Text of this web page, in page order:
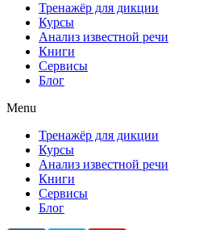
Тренажёр для дикции
Курсы
Анализ известной речи
Книги
Сервисы
Блог
Menu
Тренажёр для дикции
Курсы
Анализ известной речи
Книги
Сервисы
Блог